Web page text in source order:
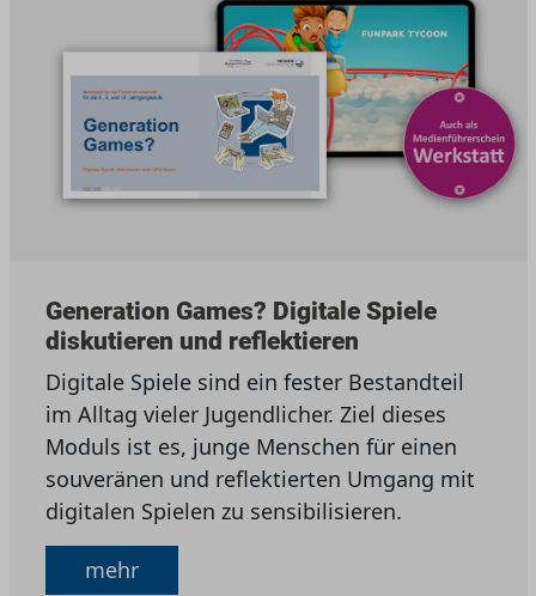
Generation Games? Digitale Spiele
diskutieren und reflektieren
Digitale Spiele sind ein fester Bestandteil
im Alltag vieler Jugendlicher. Ziel dieses
Moduls ist es, junge Menschen für einen
souveränen und reflektierten Umgang mit
digitalen Spielen zu sensibilisieren.
mehr